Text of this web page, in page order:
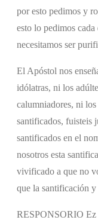
por esto pedimos y
esto lo pedimos
necesitamos ser
El Apóstol nos
idólatras, ni los
calumniadores, ni
santificados, fuisteis
santificados en el
nosotros esta
vivificado a que no
que la santificación y
RESPONSORIO